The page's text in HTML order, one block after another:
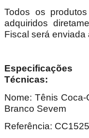
Todos os
adquiridos
Fiscal será
Especificações
Nome: Tênis
Branco Sevem
Referência: CC1525